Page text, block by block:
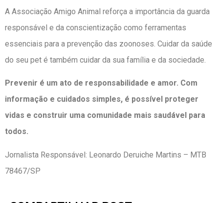
A Associação Amigo Animal reforça a importância da guarda
responsável e da conscientização como ferramentas
essenciais para a prevenção das zoonoses. Cuidar da saúde
do seu pet é também cuidar da sua família e da sociedade.
Prevenir é um ato de responsabilidade e amor. Com
informação e cuidados simples, é possível proteger
vidas e construir uma comunidade mais saudável para
todos.
Jornalista Responsável: Leonardo Deruiche Martins – MTB
78467/SP